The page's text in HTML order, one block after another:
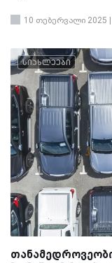
10 თებერვალი 2025 |
სიახლეები